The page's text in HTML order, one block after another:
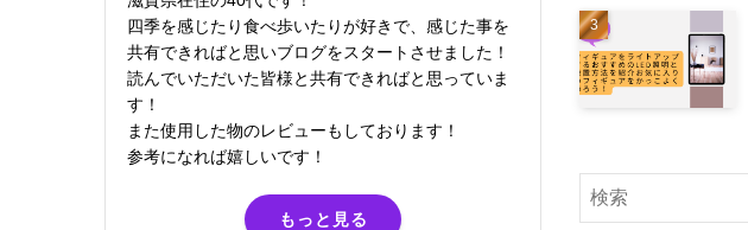
四季を感じたり食べ歩いたりが好きで、感じた事を
共有できればと思いブログをスタートさせました！
読んでいただいた皆様と共有できればと思っていま
す！
また使用した物のレビューもしております！
参考になれば嬉しいです！
もっと見る